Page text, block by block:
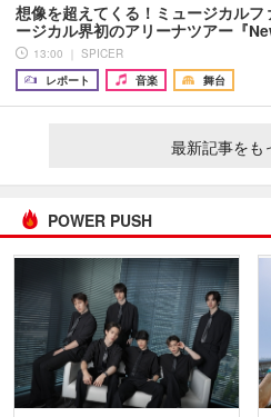
想像を超えてくる！ミュージカルフ
ージカル界初のアリーナツアー『
13:00 ｜ SPICER
レポート
音楽 舞台
最新記事をも
POWER PUSH